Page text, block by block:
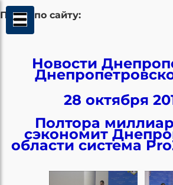
Поиск по сайту:
Новости
28 октября
Полтора
сэкономит
области система